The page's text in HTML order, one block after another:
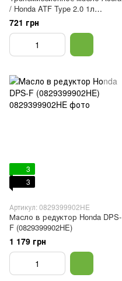
/ Honda ATF Type 2.0 1л
(08200-9015A)
721 грн
3
3
Артикул: 0829399902HE
Масло в редуктор Honda DPS-
F (0829399902HE)
1 179 грн